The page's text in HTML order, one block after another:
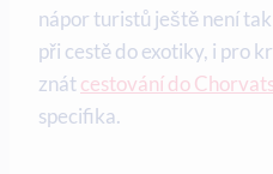
nápor turistů ještě není
při cestě do exotiky, i pro
znátcestování do
specifika.